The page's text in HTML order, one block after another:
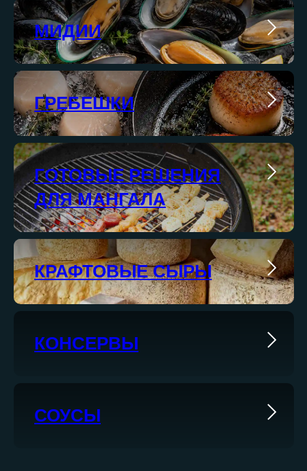
МИДИИ
ГРЕБЕШКИ
ГОТОВЫЕ РЕШЕНИЯ
ДЛЯ МАНГАЛА
КРАФТОВЫЕ СЫРЫ
КОНСЕРВЫ
СОУСЫ